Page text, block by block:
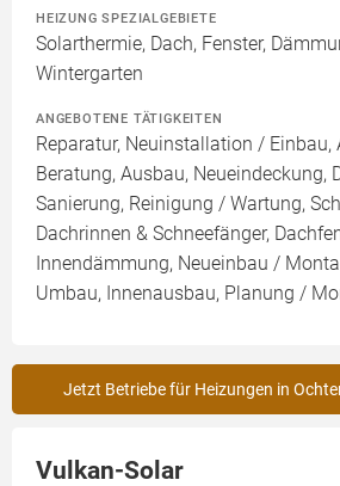
HEIZUNG SPEZIALGEBIETE
Solarthermie, Dach, Fenster,
Wintergarten
ANGEBOTENE TÄTIGKEITEN
Reparatur, Neuinstallation / Einbau,
Beratung, Ausbau, Neueindeckung,
Sanierung, Reinigung / Wartung,
Dachrinnen & Schneefänger,
Innendämmung, Neueinbau /
Umbau, Innenausbau, Planung /
Jetzt Betriebe für Heizungen in
Vulkan-Solar